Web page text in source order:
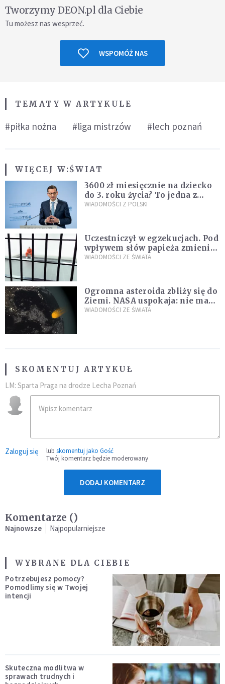
Tworzymy DEON.pl dla Ciebie
Tu możesz nas wesprzeć.
WSPOMÓŻ NAS
TEMATY W ARTYKULE
#piłka nożna #liga mistrzów #lech poznań
WIĘCEJ W:ŚWIAT
3600 zł miesięcznie na dziecko
do 3. roku życia? To jedna z
propozycji programu "Rozwój
WIADOMOŚCI Z POLSKI
Uczestniczył w egzekucjach. Pod
wpływem słów papieża zmienił
zdanie
WIADOMOŚCI ZE ŚWIATA
Ogromna asteroida zbliży się do
Ziemi. NASA uspokaja: nie ma
zagrożenia
WIADOMOŚCI ZE ŚWIATA
SKOMENTUJ ARTYKUŁ
LM: Sparta Praga na drodze Lecha Poznań
Zaloguj się lub skomentuj jako Gość
Twój komentarz będzie moderowany
DODAJ KOMENTARZ
Komentarze ()
Najnowsze Najpopularniejsze
WYBRANE DLA CIEBIE
Potrzebujesz pomocy?
Pomodlimy się w Twojej
intencji
Skuteczna modlitwa w
sprawach trudnych i